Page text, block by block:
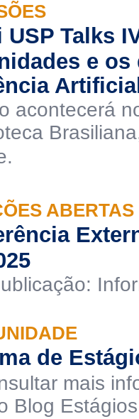
Talks
e
acontecerá
ABERTAS
de
mais
Blog